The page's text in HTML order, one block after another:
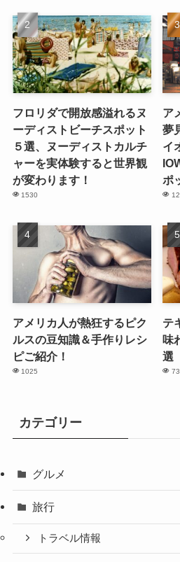
フロリダで開放感溢れるヌ
ーディストビーチスポット
５選、ヌーディストカルチ
ャーを実体験すると世界観
が変わります！
1530
ア
夢
イ
ポ
アメリカ人が熱狂するピク
ルスの豆知識＆手作りレシ
ピご紹介！
1025
テ
味
選
カテゴリー
グルメ
旅行
トラベル情報